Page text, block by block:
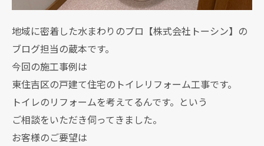
地域に密着した水まわりのプロ【株式会社トーシン】の
ブログ担当の蔵本です。
今回の施工事例は
東住吉区の戸建て住宅のトイレリフォーム工事です。
トイレのリフォームを考えてるんです。という
ご相談をいただき伺ってきました。
お客様のご要望は